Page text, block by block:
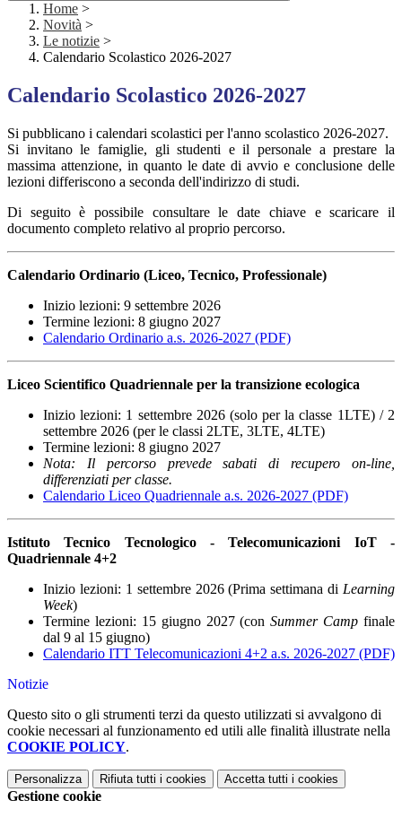
Home >
Novità >
Le notizie >
Calendario Scolastico 2026-2027
Calendario Scolastico 2026-2027
Si pubblicano i calendari scolastici per l'anno scolastico 2026-2027.
Si invitano le famiglie, gli studenti e il personale a prestare la
massima attenzione, in quanto le date di avvio e conclusione delle
lezioni differiscono a seconda dell'indirizzo di studi.
Di seguito è possibile consultare le date chiave e scaricare il
documento completo relativo al proprio percorso.
Calendario Ordinario (Liceo, Tecnico, Professionale)
Inizio lezioni: 9 settembre 2026
Termine lezioni: 8 giugno 2027
Calendario Ordinario a.s. 2026-2027 (PDF)
Liceo Scientifico Quadriennale per la transizione ecologica
Inizio lezioni: 1 settembre 2026 (solo per la classe 1LTE) / 2
settembre 2026 (per le classi 2LTE, 3LTE, 4LTE)
Termine lezioni: 8 giugno 2027
Nota: Il percorso prevede sabati di recupero on-line,
differenziati per classe.
Calendario Liceo Quadriennale a.s. 2026-2027 (PDF)
Istituto Tecnico Tecnologico - Telecomunicazioni IoT -
Quadriennale 4+2
Inizio lezioni: 1 settembre 2026 (Prima settimana di Learning
Week)
Termine lezioni: 15 giugno 2027 (conSummer Camp finale
dal 9 al 15 giugno)
Calendario ITT Telecomunicazioni 4+2 a.s. 2026-2027 (PDF)
Notizie
Questo sito o gli strumenti terzi da questo utilizzati si avvalgono di
cookie necessari al funzionamento ed utili alle finalità illustrate nella
COOKIE POLICY.
Personalizza Rifiuta tutti i cookies Accetta tutti i cookies
Gestione cookie